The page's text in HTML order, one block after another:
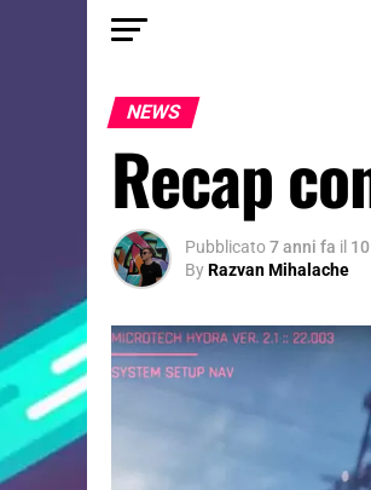
NEWS
Recap
Pubblicato7 anni fa il
ByRazvan Mihalache